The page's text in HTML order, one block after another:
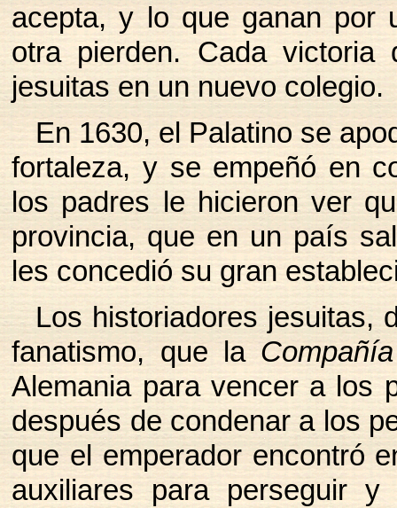
acepta, y lo que ganan por
otra pierden. Cada
jesuitas en un nuevo colegio.
En 1630, el Palatino se
fortaleza, y se empeñó en
los padres le hicieron ver
provincia, que en un país
les concedió su gran
Los historiadores jesuitas,
fanatismo, que la
Alemania para vencer a los
después de condenar a los
que el emperador encontró
auxiliares para perseguir